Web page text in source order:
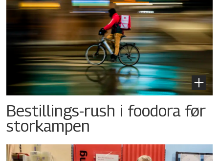
Bestillings-rush i foodora før
storkampen